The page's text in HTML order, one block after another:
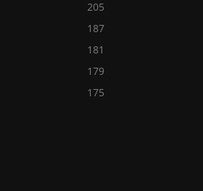
205
187
181
179
175